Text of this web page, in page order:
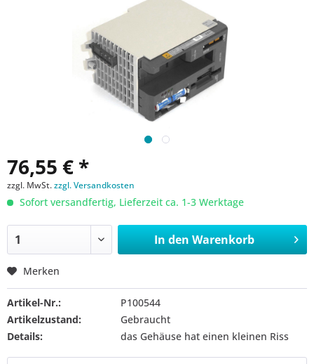
76,55 € *
zzgl. MwSt.zzgl. Versandkosten
Sofort versandfertig, Lieferzeit ca. 1-3 Werktage
In den Warenkorb
Merken
Artikel-Nr.:
P100544
Artikelzustand:
Gebraucht
Details:
das Gehäuse hat einen kleinen Riss